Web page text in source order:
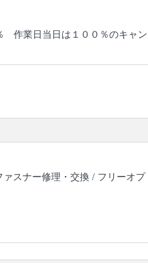
作業日当日は１００％のキャン
ァスナー修理・交換 / フリーオプ